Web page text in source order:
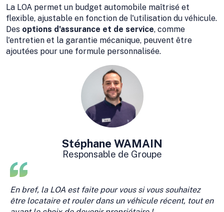
La LOA permet un budget automobile maîtrisé et
flexible, ajustable en fonction de l'utilisation du véhicule.
Des options d'assurance et de service, comme
l'entretien et la garantie mécanique, peuvent être
ajoutées pour une formule personnalisée.
Stéphane WAMAIN
Responsable de Groupe
En bref, la LOA est faite pour vous si vous souhaitez
être locataire et rouler dans un véhicule récent, tout en